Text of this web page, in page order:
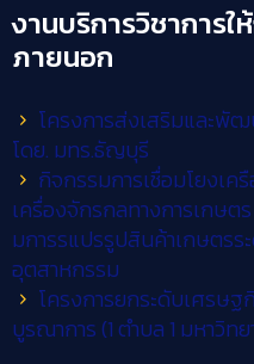
งานบริการวิชาการ
ภายนอก
โครงการส่งเสริมและพั
โดย. มทร.ธัญบุรี
กิจกรรมการเชื่อมโยงเค
เครื่องจักรกลทางการเกษต
มการรแปรรูปสินค้าเกษตร
อุตสาหกรรม
โครงการยกระดับเศรษ
บูรณาการ (1 ตำบล 1 มหาวิท